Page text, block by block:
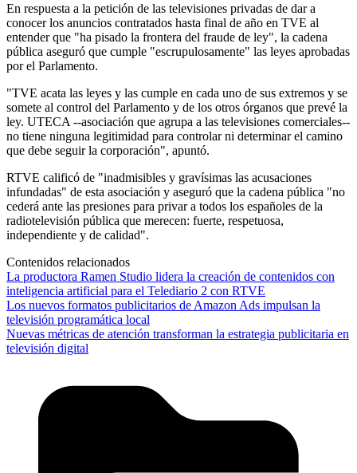
En respuesta a la petición de las televisiones privadas de dar a
conocer los anuncios contratados hasta final de año en TVE al
entender que "ha pisado la frontera del fraude de ley", la cadena
pública aseguró que cumple "escrupulosamente" las leyes aprobadas
por el Parlamento.
"TVE acata las leyes y las cumple en cada uno de sus extremos y se
somete al control del Parlamento y de los otros órganos que prevé la
ley. UTECA --asociación que agrupa a las televisiones comerciales--
no tiene ninguna legitimidad para controlar ni determinar el camino
que debe seguir la corporación", apuntó.
RTVE calificó de "inadmisibles y gravísimas las acusaciones
infundadas" de esta asociación y aseguró que la cadena pública "no
cederá ante las presiones para privar a todos los españoles de la
radiotelevisión pública que merecen: fuerte, respetuosa,
independiente y de calidad".
Contenidos relacionados
La productora Ramen Studio lidera la creación de contenidos con
inteligencia artificial para el Telediario 2 con RTVE
Los nuevos formatos publicitarios de Amazon Ads impulsan la
televisión programática local
Nuevas métricas de atención transforman la estrategia publicitaria en
televisión digital